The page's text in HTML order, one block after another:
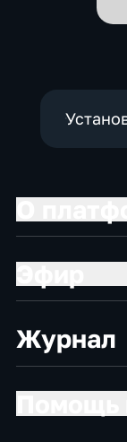
Журнал